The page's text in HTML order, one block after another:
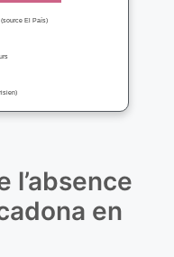
El País)
l’absence
en